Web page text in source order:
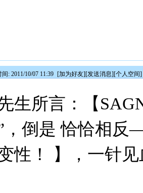
: 2011/10/07 11:39 [加为好友][发送消息][个人空间]
生所言：【
，倒是 恰恰相
性！ 】，一针